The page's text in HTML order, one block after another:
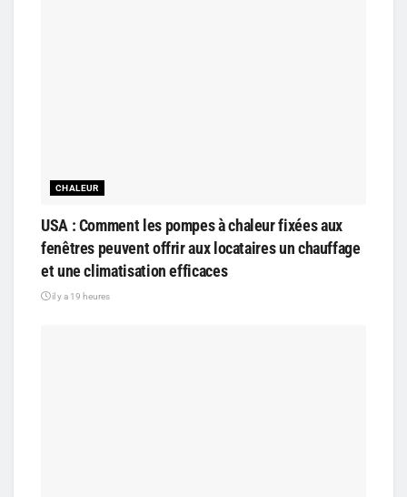
CHALEUR
USA : Comment les pompes à chaleur fixées aux
fenêtres peuvent offrir aux locataires un chauffage
et une climatisation efficaces
il y a 19 heures